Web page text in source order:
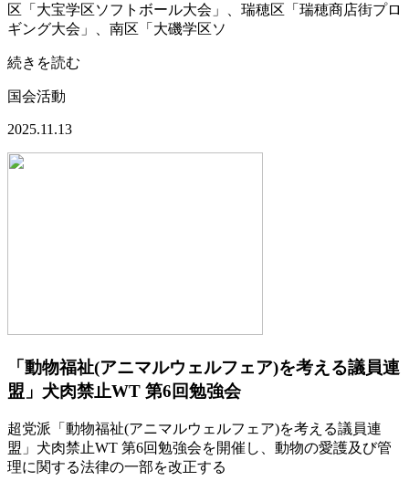
区「大宝学区ソフトボール大会」、瑞穂区「瑞穂商店街プロ
ギング大会」、南区「大磯学区ソ
続きを読む
国会活動
2025.11.13
「動物福祉(アニマルウェルフェア)を考える議員連
盟」犬肉禁止WT 第6回勉強会
超党派「動物福祉(アニマルウェルフェア)を考える議員連
盟」犬肉禁止WT 第6回勉強会を開催し、動物の愛護及び管
理に関する法律の一部を改正する